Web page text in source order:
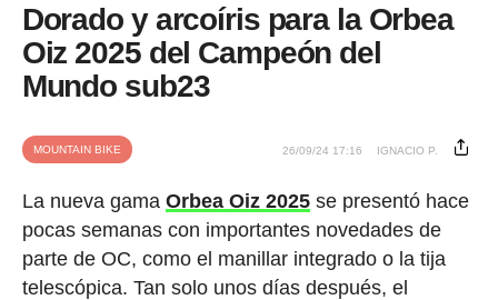
Dorado y arcoíris para la Orbea
Oiz 2025 del Campeón del
Mundo sub23
MOUNTAIN BIKE 26/09/24 17:16 IGNACIO P.
La nueva gama Orbea Oiz 2025se presentó hace
pocas semanas con importantes novedades de
parte de OC, como el manillar integrado o la tija
telescópica. Tan solo unos días después, el